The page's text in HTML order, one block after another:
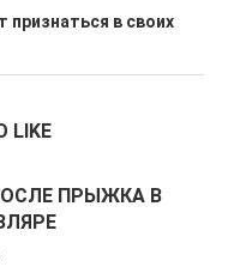
признаться в своих
LIKE
ПРЫЖКА В